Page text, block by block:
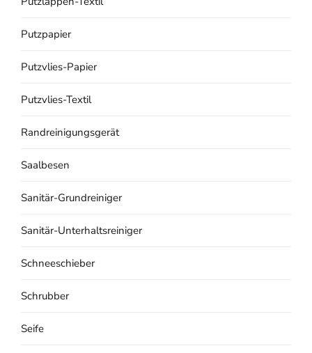
Putzpapier
Putzvlies-Papier
Putzvlies-Textil
Randreinigungsgerät
Saalbesen
Sanitär-Grundreiniger
Sanitär-Unterhaltsreiniger
Schneeschieber
Schrubber
Seife